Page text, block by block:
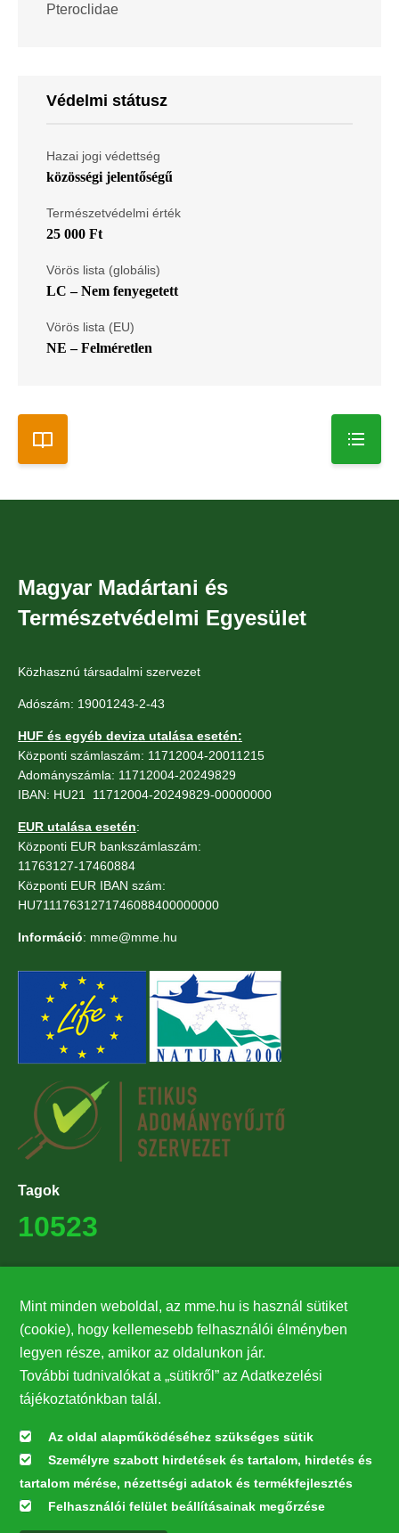
Pteroclidae
Védelmi státusz
Hazai jogi védettség
közösségi jelentőségű
Természetvédelmi érték
25 000 Ft
Vörös lista (globális)
LC – Nem fenyegetett
Vörös lista (EU)
NE – Felméretlen
Magyar Madártani és
Természetvédelmi Egyesület
Közhasznú társadalmi szervezet
Adószám: 19001243-2-43
HUF és egyéb deviza utalása esetén:
Központi számlaszám: 11712004-20011215
Adományszámla: 11712004-20249829
IBAN: HU21 11712004-20249829-00000000
EUR utalása esetén:
Központi EUR bankszámlaszám:
11763127-17460884
Központi EUR IBAN szám:
HU71117631271746088400000000
Információ: mme@mme.hu
Tagok
10523
27224
Hírlevél feliratkozás
Értesüljön elsőként legfrissebb híreinkről, eseményeinkről!
Feliratkozás
Mint minden weboldal, az mme.hu is használ sütiket
(cookie), hogy kellemesebb felhasználói élményben
legyen része, amikor az oldalunkon jár.
További tudnivalókat a „sütikről” az Adatkezelési
tájékoztatónkban talál.
Az oldal alapműködéséhez szükséges sütik
Személyre szabott hirdetések és tartalom, hirdetés és
tartalom mérése, nézettségi adatok és termékfejlesztés
Felhasználói felület beállításainak megőrzése